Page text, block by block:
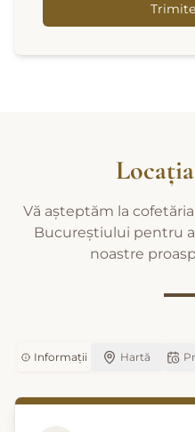
Vă așteptăm la
Bucureștiului pentru
noastre
Informații Hartă